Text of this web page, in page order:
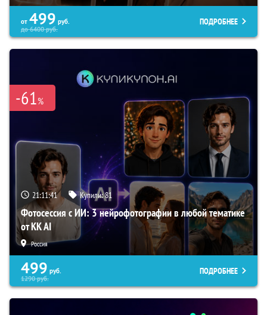
от 499 руб.
до6400руб.
ПОДРОБНЕЕ
-61%
21:11:40 Купили:81
Фотосессия с ИИ: 3 нейрофотографии в любой тематике
от KK AI
Россия
499 руб.
1290руб.
ПОДРОБНЕЕ